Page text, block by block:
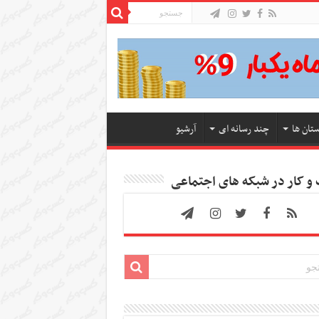
ها چند رسانه ای آرشیو
کار در شبکه های اجتماعی